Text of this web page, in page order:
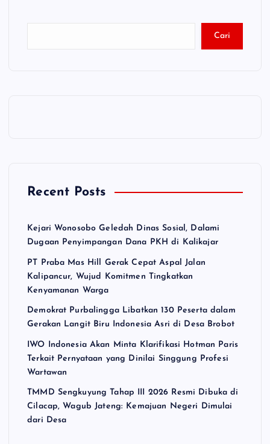
Cari
Recent Posts
Kejari Wonosobo Geledah Dinas Sosial, Dalami
Dugaan Penyimpangan Dana PKH di Kalikajar
PT Praba Mas Hill Gerak Cepat Aspal Jalan
Kalipancur, Wujud Komitmen Tingkatkan
Kenyamanan Warga
Demokrat Purbalingga Libatkan 130 Peserta dalam
Gerakan Langit Biru Indonesia Asri di Desa Brobot
IWO Indonesia Akan Minta Klarifikasi Hotman Paris
Terkait Pernyataan yang Dinilai Singgung Profesi
Wartawan
TMMD Sengkuyung Tahap III 2026 Resmi Dibuka di
Cilacap, Wagub Jateng: Kemajuan Negeri Dimulai
dari Desa